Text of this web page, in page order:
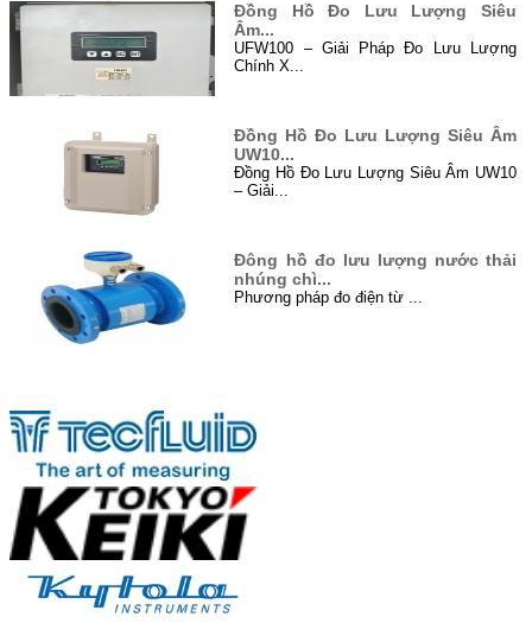
Đồng Hồ Đo Lưu Lượng Siêu
Âm...
UFW100 – Giải Pháp Đo Lưu Lượng
Chính X...
Đồng Hồ Đo Lưu Lượng Siêu Âm
UW10...
Đồng Hồ Đo Lưu Lượng Siêu Âm UW10
– Giải...
Đông hồ đo lưu lượng nước thải
nhúng chì...
Phương pháp đo điện từ ...
Siêu âm là gì? Siêu âm là sóng cơ
học...
Xử lý nước thải ở Việt Nam...
I. Đôi điều về xử lý nước thải ...